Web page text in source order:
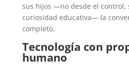
sus hijos —no desde el control,
curiosidad educativa— la
completo.
Tecnología con
humano